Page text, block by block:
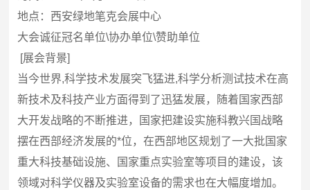
地点：西安绿地笔克会展中心
大会诚征冠名单位\协办单位\赞助单位
[展会背景]
当今世界,科学技术发展突飞猛进,科学分析测试技术在高
新技术及科技产业方面得到了迅猛发展，随着国家西部
大开发战略的不断推进，国家把建设实施科教兴国战略
摆在西部经济发展的*位，在西部地区规划了一大批国家
重大科技基础设施、国家重点实验室等项目的建设，该
领域对科学仪器及实验室设备的需求也在大幅度增加。